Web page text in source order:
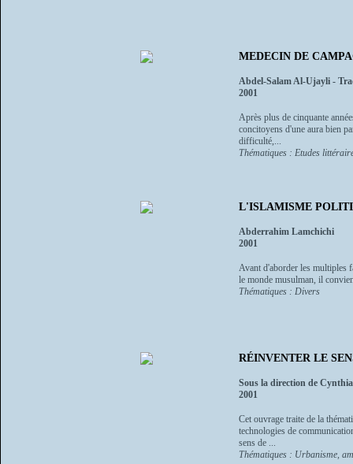
MEDECIN DE
Abdel-Salam Al-Ujayli -
2001
Après plus de cinquante
concitoyens d'une aura bien
difficulté,...
Thématiques : Etudes
L'ISLAMISME
Abderrahim Lamchichi
2001
Avant d'aborder les multiples
le monde musulman, il
Thématiques : Divers
RÉINVENTER LE
Sous la direction de
2001
Cet ouvrage traite de la
technologies de
sens de ...
Thématiques : Urbanisme,